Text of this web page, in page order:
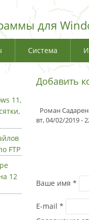
для
Система
Добавить
Роман
вт, 04/02/2019 -
Ваше имя *
E-mail *
11,
FTP
12